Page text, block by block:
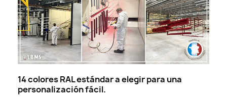
14 colores RAL estándar a elegir para una
personalización fácil.